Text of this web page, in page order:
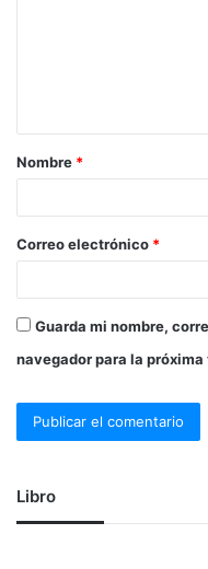
a
r
*
Nombre *
Correo electrónico *
Guarda mi nombre,
navegador para la
Libro